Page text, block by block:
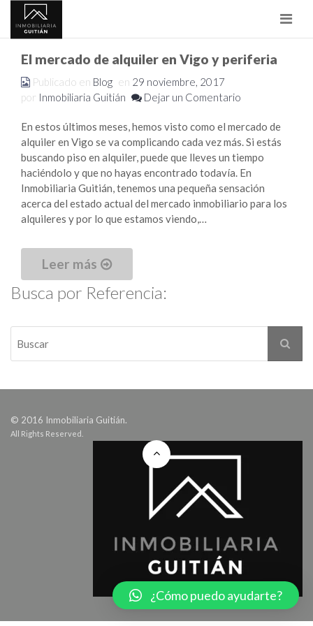
El mercado de alquiler en Vigo y periferia
Publicado en Blog en 29 noviembre, 2017
por Inmobiliaria Guitián Dejar un Comentario
En estos últimos meses, hemos visto como el mercado de
alquiler en Vigo se va complicando cada vez más. Si estás
buscando piso en alquiler, puede que lleves un tiempo
haciéndolo y que no hayas encontrado todavía. En
Inmobiliaria Guitián, tenemos una pequeña sensación
acerca del estado actual del mercado inmobiliario para los
alquileres y por lo que estamos viendo,…
Leer más
Busca por Referencia:
© 2016 Inmobiliaria Guitián.
All Rights Reserved.
¿Cómo puedo ayudarte?